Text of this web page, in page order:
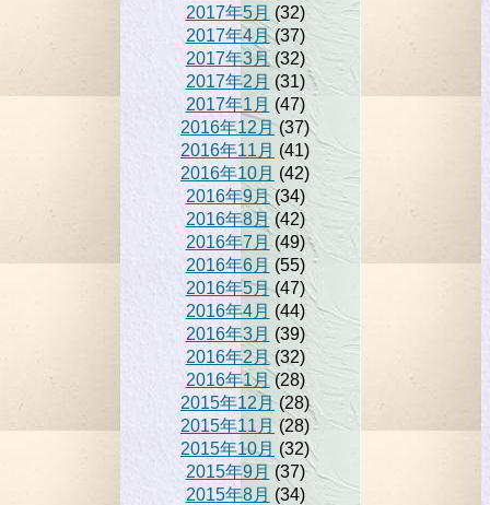
2017年5月 (32)
2017年4月(37)
2017年3月(32)
2017年2月 (31)
2017年1月 (47)
2016年12月 (37)
2016年11月 (41)
2016年10月 (42)
2016年9月(34)
2016年8月(42)
2016年7月 (49)
2016年6月(55)
2016年5月(47)
2016年4月 (44)
2016年3月 (39)
2016年2月(32)
2016年1月(28)
2015年12月 (28)
2015年11月 (28)
2015年10月 (32)
2015年9月 (37)
2015年8月 (34)